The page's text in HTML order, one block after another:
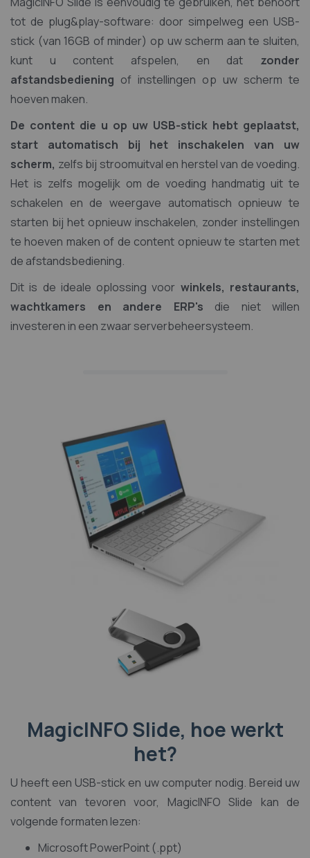
tot de plug&play-software: door simpelweg een USB-
stick (van 16GB of minder) op uw scherm aan te sluiten,
kunt u content afspelen, en dat zonder
afstandsbediening of instellingen op uw scherm te
hoeven maken.
De content die u op uw USB-stick hebt geplaatst,
start automatisch bij het inschakelen van uw
scherm, zelfs bij stroomuitval en herstel van de voeding.
Het is zelfs mogelijk om de voeding handmatig uit te
schakelen en de weergave automatisch opnieuw te
starten bij het opnieuw inschakelen, zonder instellingen
te hoeven maken of de content opnieuw te starten met
de afstandsbediening.
Dit is de ideale oplossing voor winkels, restaurants,
wachtkamers en andere ERP's die niet willen
investeren in een zwaar serverbeheersysteem.
MagicINFO Slide, hoe werkt
het?
U heeft een USB-stick en uw computer nodig. Bereid uw
content van tevoren voor, MagicINFO Slide kan de
volgende formaten lezen:
Microsoft PowerPoint (.ppt)